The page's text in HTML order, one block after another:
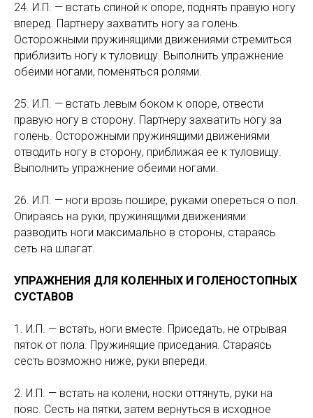
24. И.П. — встать спиной к опоре, поднять правую ногу
вперед. Партнеру захватить ногу за голень.
Осторожными пружинящими движениями стремиться
приблизить ногу к туловищу. Выполнить упражнение
обеими ногами, поменяться ролями.
25. И.П. — встать левым боком к опоре, отвести
правую ногу в сторону. Партнеру захватить ногу за
голень. Осторожными пружинящими движениями
отводить ногу в сторону, приближая ее к туловищу.
Выполнить упражнение обеими ногами.
26. И.П. — ноги врозь пошире, руками опереться о пол.
Опираясь на руки, пружинящими движениями
разводить ноги максимально в стороны, стараясь
сеть на шпагат.
УПРАЖНЕНИЯ ДЛЯ КОЛЕННЫХ И ГОЛЕНОСТОПНЫХ
СУСТАВОВ
1. И.П. — встать, ноги вместе. Приседать, не отрывая
пяток от пола. Пружинящие приседания. Стараясь
сесть возможно ниже, руки впереди.
2. И.П. — встать на колени, носки оттянуть, руки на
пояс. Сесть на пятки, затем вернуться в исходное